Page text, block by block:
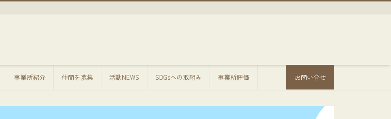
事業所紹介 仲間を募集 活動NEWS SDGsへの取組み 事業所評価 お問い合せ